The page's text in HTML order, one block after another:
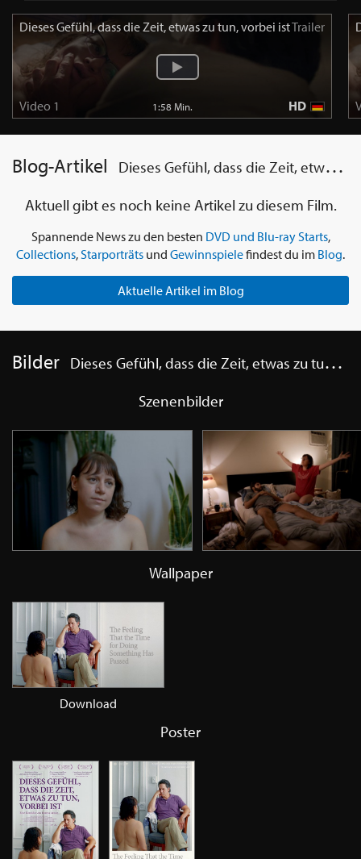
Dieses Gefühl, dass die Zeit, etwas zu tun, vorbei istTrailer
Video 1 1:58 Min. HD
Blog-Artikel
Dieses Gefühl, dass die Zeit, etwas zu tun, vorbei ist
Aktuell gibt es noch keine Artikel zu diesem Film.
Spannende News zu den besten DVD und Blu-ray Starts,
Collections,Starporträts und Gewinnspielefindest du im Blog.
Aktuelle Artikel im Blog
Bilder Dieses Gefühl, dass die Zeit, etwas zu tun, vorbei ist
Szenenbilder
Wallpaper
Download
Poster